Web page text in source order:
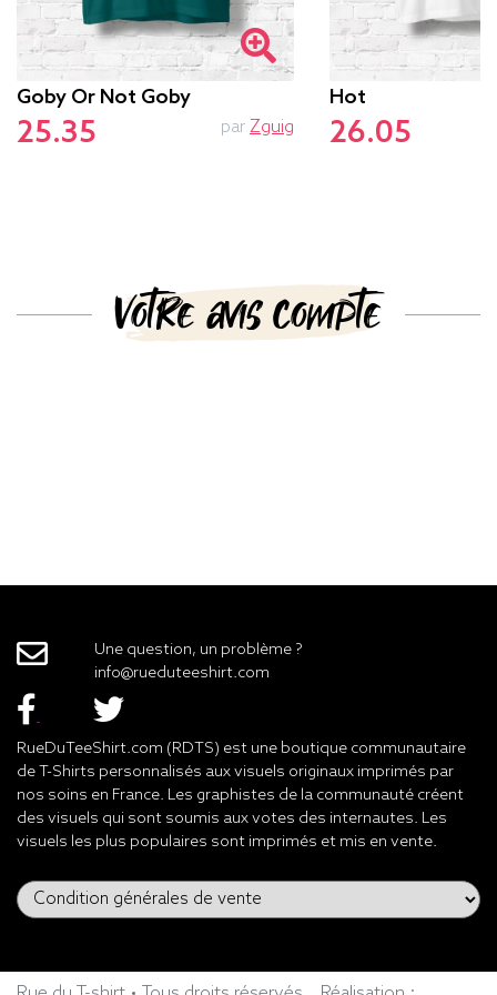
Goby Or Not Goby
25.35 par Zguig
Hot
26.05
Votre avis compte
Une question, un problème ?
info@rueduteeshirt.com
RueDuTeeShirt.com (RDTS) est une boutique communautaire
de T-Shirts personnalisés aux visuels originaux imprimés par
nos soins en France. Les graphistes de la communauté créent
des visuels qui sont soumis aux votes des internautes. Les
visuels les plus populaires sont imprimés et mis en vente.